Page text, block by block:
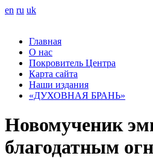
en ru uk
Главная
О нас
Покровитель Центра
Карта сайта
Наши издания
«ДУХОВНАЯ БРАНЬ»
Новомученик
благодатным